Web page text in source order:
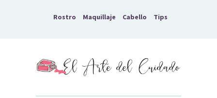
Rostro Maquillaje Cabello Tips
El Arte del Cuidado